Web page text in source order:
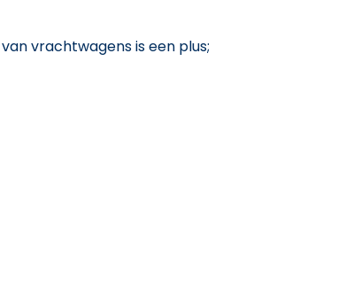
vrachtwagens is een plus;